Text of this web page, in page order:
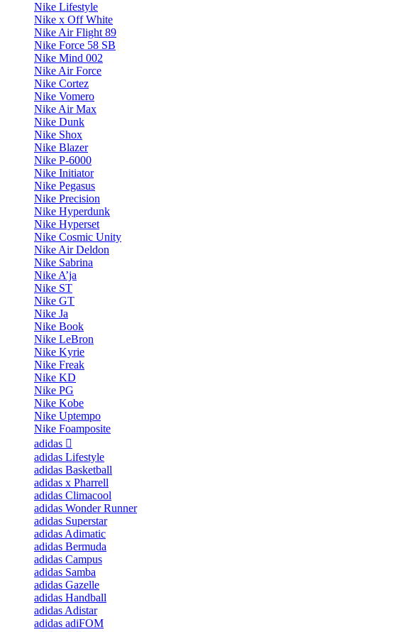
Nike Lifestyle
Nike x Off White
Nike Air Flight 89
Nike Force 58 SB
Nike Mind 002
Nike Air Force
Nike Cortez
Nike Vomero
Nike Air Max
Nike Dunk
Nike Shox
Nike Blazer
Nike P-6000
Nike Initiator
Nike Pegasus
Nike Precision
Nike Hyperdunk
Nike Hyperset
Nike Cosmic Unity
Nike Air Deldon
Nike Sabrina
Nike A’ja
Nike ST
Nike GT
Nike Ja
Nike Book
Nike LeBron
Nike Kyrie
Nike Freak
Nike KD
Nike PG
Nike Kobe
Nike Uptempo
Nike Foamposite
adidas
adidas Lifestyle
adidas Basketball
adidas x Pharrell
adidas Climacool
adidas Wonder Runner
adidas Superstar
adidas Adimatic
adidas Bermuda
adidas Campus
adidas Samba
adidas Gazelle
adidas Handball
adidas Adistar
adidas adiFOM